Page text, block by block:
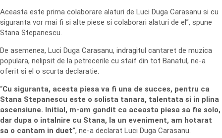
Aceasta este prima colaborare alaturi de Luci Duga Carasanu si cu
siguranta vor mai fi si alte piese si colaborari alaturi de el”, spune
Stana Stepanescu.
De asemenea, Luci Duga Carasanu, indragitul cantaret de muzica
populara, nelipsit de la petrecerile cu staif din tot Banatul, ne-a
oferit si el o scurta declaratie.
“Cu siguranta, acesta piesa va fi una de succes, pentru ca
Stana Stepanescu este o solista tanara, talentata si in plina
ascensiune. Initial, m-am gandit ca aceasta piesa sa fie solo,
dar dupa o intalnire cu Stana, la un eveniment, am hotarat
sa o cantam in duet”, ne-a declarat Luci Duga Carasanu.